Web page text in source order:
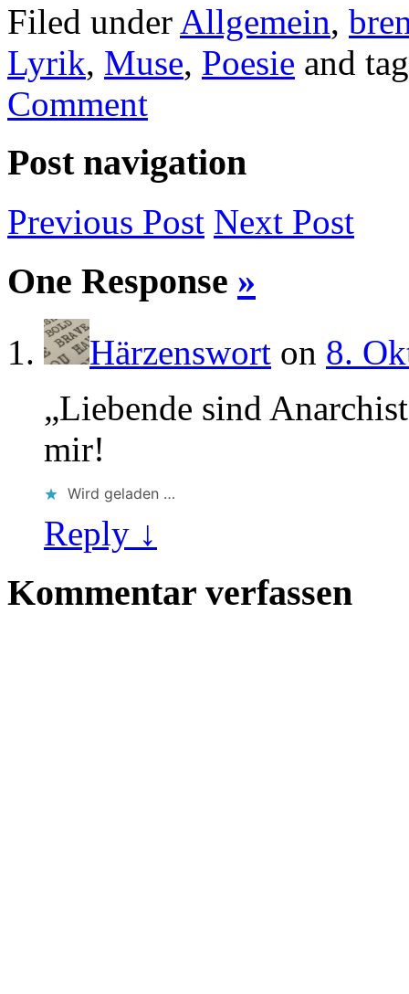
Filed under Allgemein,
Lyrik, Muse, Poesie and
Comment
Post navigation
Previous Post Next Post
One Response »
Härzenswort on 8.
„Liebende sind
mir!
Wird geladen …
Reply ↓
Kommentar verfassen